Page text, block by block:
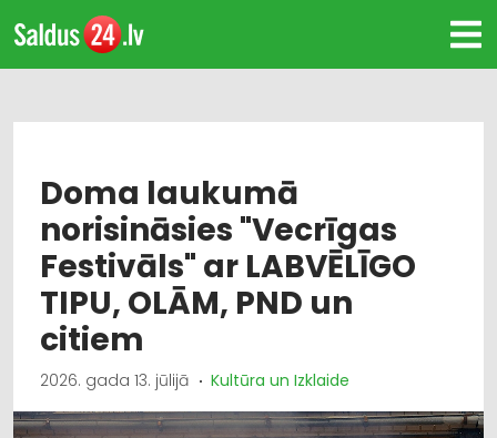
Doma laukumā
norisināsies "Vecrīgas
Festivāls" ar LABVĒLĪGO
TIPU, OLĀM, PND un
citiem
2026. gada 13. jūlijā Kultūra un Izklaide